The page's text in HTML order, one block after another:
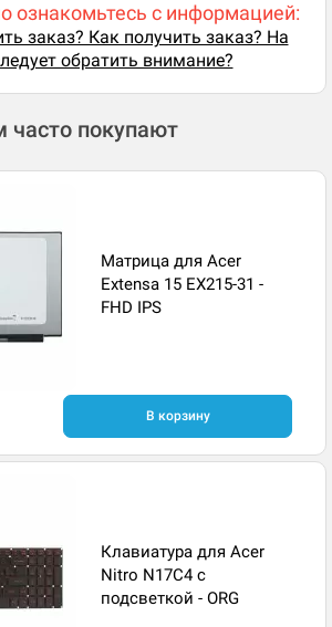
ознакомьтесь с информацией:
заказ? Как получить заказ? На
обратить внимание?
часто покупают
Матрица для Acer
Extensa 15 EX215-31 -
FHD IPS
В корзину
Клавиатура для Acer
Nitro N17C4 с
подсветкой - ORG